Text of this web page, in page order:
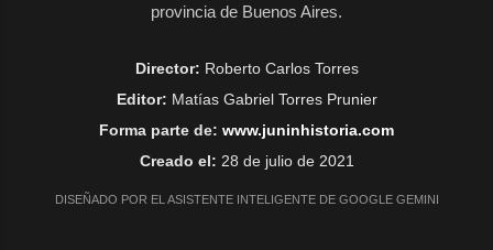
provincia de Buenos Aires.
Director: Roberto Carlos Torres
Editor: Matías Gabriel Torres Prunier
Forma parte de: www.juninhistoria.com
Creado el: 28 de julio de 2021
DISEÑADO POR EL ASISTENTE INTELIGENTE DE GOOGLE GEMINI